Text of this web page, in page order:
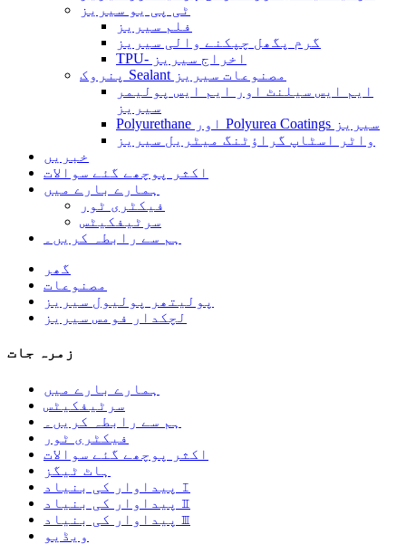
ٹی پی یو سیریز
فلم سیریز
گرم پگھل چپکنے والی سیریز
TPU- اخراج سیریز
پنروک Sealant مصنوعات سیریز
ایم ایس سیلنٹ اور ایم ایس پولیمر
سیریز
Polyurethane اور Polyurea Coatings سیریز
واٹر اسٹاپ گراؤٹنگ میٹریل سیریز
خبریں
اکثر پوچھے گئے سوالات
ہمارے بارے میں
فیکٹری ٹور
سرٹیفکیٹس
ہم سے رابطہ کریں۔
گھر
مصنوعات
پولیتھر پولیول سیریز
لچکدار فومس سیریز
زمرہ جات
ہمارے بارے میں
سرٹیفکیٹس
ہم سے رابطہ کریں۔
فیکٹری ٹور
اکثر پوچھے گئے سوالات
ہاٹ ٹیگز
پیداوار کی بنیاد Ⅰ
پیداوار کی بنیاد Ⅱ
پیداوار کی بنیاد Ⅲ
ویڈیو